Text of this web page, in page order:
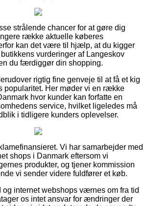
strålende chancer for at gøre dig
række aktuelle køberes
kan det være til hjælp, at du kigger
vurderinger af Langeskov
du færdiggør din shopping.
rigtig fine genveje til at få et kig
popularitet. Her møder vi en række
hvor kunder kan forfatte en
service, hvilket ligeledes må
i tidligere kunders oplevelser.
Vi har samarbejder med
shops i Danmark eftersom vi
produkter, og tjener kommission
vi sender videre fuldfører et køb.
og internet webshops værnes om fra tid
os intet ansvar for ændringer der